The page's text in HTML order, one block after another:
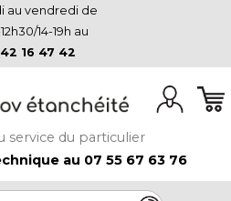
au vendredi de
14-19h au
16 47 42
service du particulier
au 07 55 67 63 76